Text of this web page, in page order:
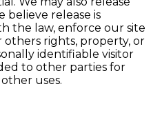
release is
the law, enforce our site
others rights, property, or
identifiable visitor
to other parties for
uses.